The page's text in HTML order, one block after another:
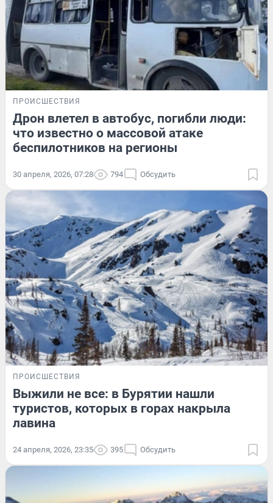
ПРОИСШЕСТВИЯ
Дрон влетел в автобус, погибли люди:
что известно о массовой атаке
беспилотников на регионы
30 апреля, 2026, 07:28 794 Обсудить
ПРОИСШЕСТВИЯ
Выжили не все: в Бурятии нашли
туристов, которых в горах накрыла
лавина
24 апреля, 2026, 23:35 395 Обсудить